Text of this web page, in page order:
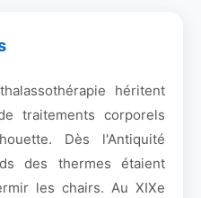
héritent
traitements corporels
Dès l'Antiquité
des thermes étaient
les chairs. Au XIXe